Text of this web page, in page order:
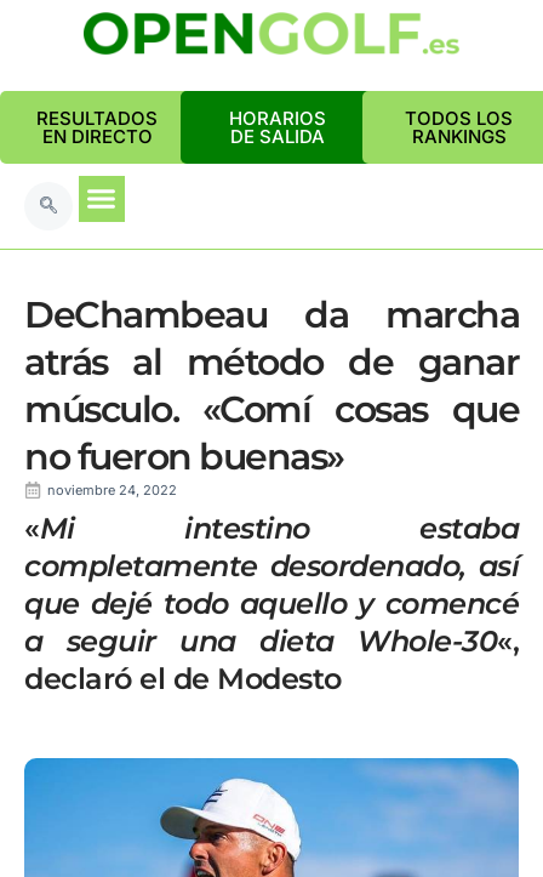
RESULTADOS
EN DIRECTO
HORARIOS
DE SALIDA
TODOS LOS
RANKINGS
DeChambeau da marcha
atrás al método de ganar
músculo. «Comí cosas que
no fueron buenas»
noviembre 24, 2022
«Mi intestino estaba
completamente desordenado, así
que dejé todo aquello y comencé
a seguir una dieta Whole-30«,
declaró el de Modesto